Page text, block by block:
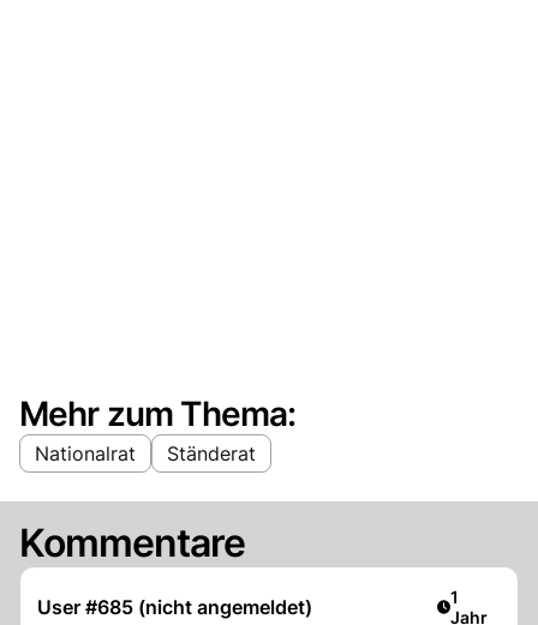
Mehr zum Thema:
Nationalrat Ständerat
Kommentare
User #685 (nicht angemeldet) Artikel
1
Jahr